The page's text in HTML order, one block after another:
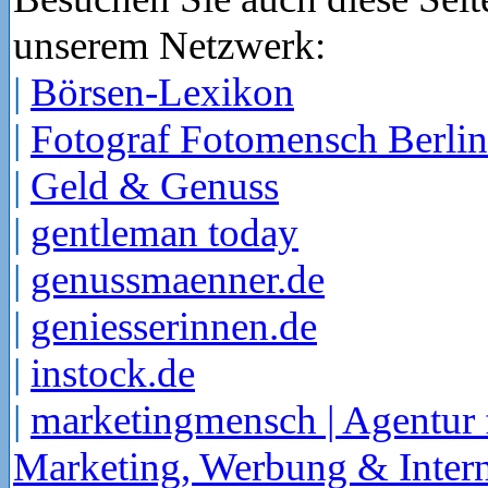
unserem Netzwerk:
| Börsen-Lexikon
| Fotograf Fotomensch Berlin
| Geld & Genuss
| gentleman today
| genussmaenner.de
| geniesserinnen.de
| instock.de
| marketingmensch | Agentur
Marketing, Werbung &